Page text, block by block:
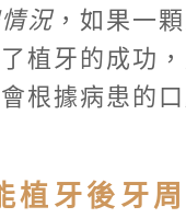
況 ，如果一
植牙的成功
根據病患的
植牙後牙